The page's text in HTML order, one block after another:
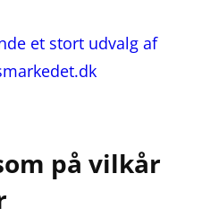
et stort udvalg af
på vilkår